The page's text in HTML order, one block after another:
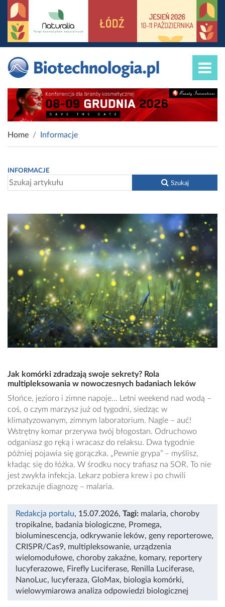
Home Informacje
INFORMACJE
Szukaj
Jak komórki zdradzają swoje sekrety? Rola
multipleksowania w nowoczesnych badaniach leków
Słońce, jezioro i zimne napoje… Letni weekend nad wodą –
coś, o czym marzysz już od tygodni, siedząc w
klimatyzowanym, zimnym laboratorium. Nagle – auć!
Wstrętny komar przerywa twój błogostan. Odruchowo
odganiasz go ręką i wracasz do relaksu. Dwa tygodnie
później pojawia się gorączka. „Pewnie grypa” – myślisz,
kładąc się do łóżka. W środku nocy trafiasz na SOR. To nie
jest zwykła infekcja. Lekarz pobiera krew i po chwili
przekazuje diagnozę – malaria.
Redakcja portalu, 15.07.2026, Tagi: malaria, choroby
tropikalne, badania biologiczne, Promega,
bioluminescencja, odkrywanie leków, geny reporterowe,
CRISPR/Cas9, multipleksowanie, urządzenia
wielomodułowe, choroby zakaźne, komary, reportery
lucyferazowe, Firefly Luciferase, Renilla Luciferase,
NanoLuc, lucyferaza, GloMax, biologia komórki,
wielowymiarowa analiza odpowiedzi biologicznej